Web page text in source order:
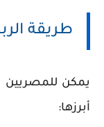
طريقة
يمكن للمصريين
أبرزها: